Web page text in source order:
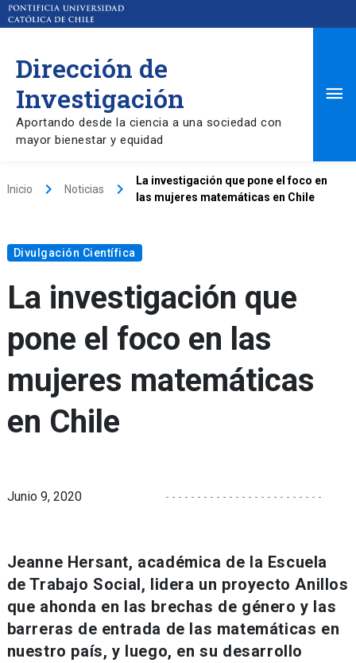
Dirección de
Investigación
Aportando desde la ciencia a una sociedad con
mayor bienestar y equidad
Inicio keyboard_arrow_right Noticias keyboard_arrow_right
La investigación que pone el foco en
las mujeres matemáticas en Chile
Divulgación Científica
La investigación que
pone el foco en las
mujeres matemáticas
en Chile
Junio 9, 2020
Jeanne Hersant, académica de la Escuela
de Trabajo Social, lidera un proyecto Anillos
que ahonda en las brechas de género y las
barreras de entrada de las matemáticas en
nuestro país, y luego, en su desarrollo